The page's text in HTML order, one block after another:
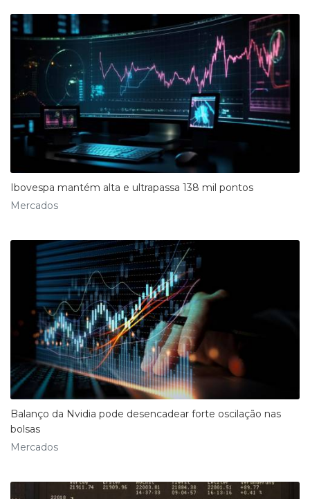
Ibovespa mantém alta e ultrapassa 138 mil pontos
Mercados
Balanço da Nvidia pode desencadear forte oscilação nas
bolsas
Mercados